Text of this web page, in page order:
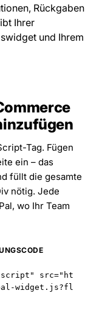
Rückgaben
Ihrer
und Ihrem
Tag. Fügen
ein – das
füllt die gesamte
nötig. Jede
wo Ihr Team
src=" ht
widget.js?fl